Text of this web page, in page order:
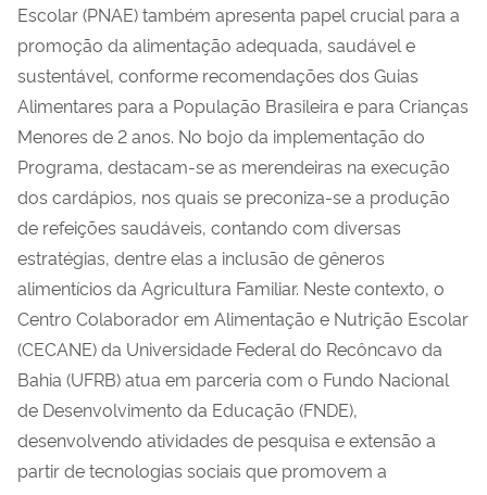
Escolar (PNAE) também apresenta papel crucial para a
promoção da alimentação adequada, saudável e
sustentável, conforme recomendações dos Guias
Alimentares para a População Brasileira e para Crianças
Menores de 2 anos. No bojo da implementação do
Programa, destacam-se as merendeiras na execução
dos cardápios, nos quais se preconiza-se a produção
de refeições saudáveis, contando com diversas
estratégias, dentre elas a inclusão de gêneros
alimentícios da Agricultura Familiar. Neste contexto, o
Centro Colaborador em Alimentação e Nutrição Escolar
(CECANE) da Universidade Federal do Recôncavo da
Bahia (UFRB) atua em parceria com o Fundo Nacional
de Desenvolvimento da Educação (FNDE),
desenvolvendo atividades de pesquisa e extensão a
partir de tecnologias sociais que promovem a